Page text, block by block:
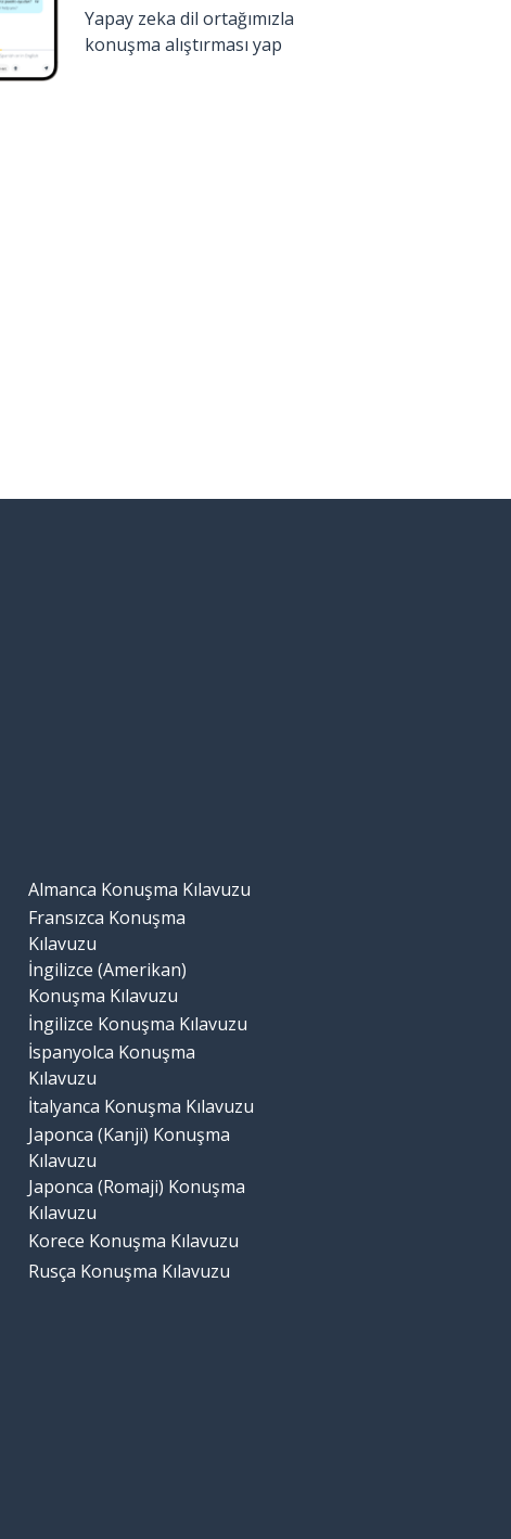
Yapay zeka dil ortağımızla
konuşma alıştırması yap
Almanca Konuşma Kılavuzu
Fransızca Konuşma
Kılavuzu
İngilizce (Amerikan)
Konuşma Kılavuzu
İngilizce Konuşma Kılavuzu
İspanyolca Konuşma
Kılavuzu
İtalyanca Konuşma Kılavuzu
Japonca (Kanji) Konuşma
Kılavuzu
Japonca (Romaji) Konuşma
Kılavuzu
Korece Konuşma Kılavuzu
Rusça Konuşma Kılavuzu